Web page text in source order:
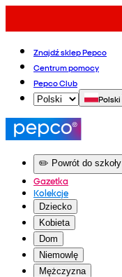
Znajdź sklep Pepco
Centrum pomocy
Pepco Club
Polski
✏️ Powrót do szkoły
Gazetka
Kolekcje
Dziecko
Kobieta
Dom
Niemowlę
Mężczyzna